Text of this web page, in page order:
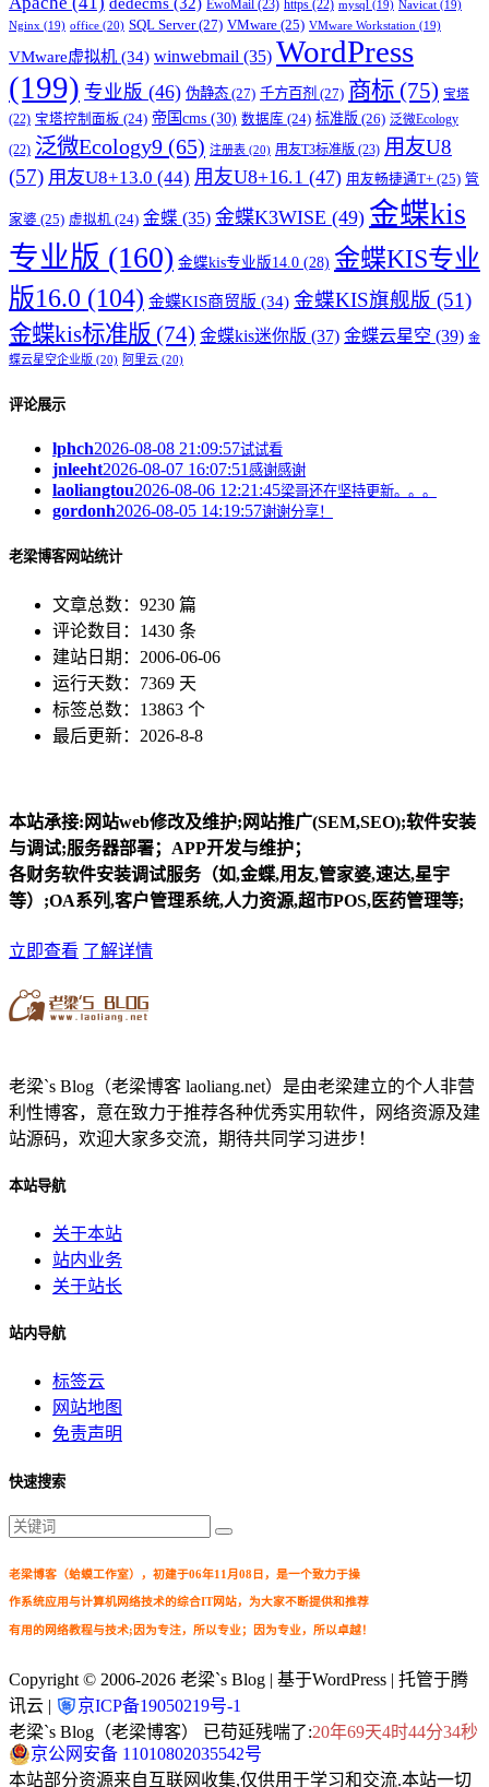
dedecms (32) EwoMail (23) https (22) mysql (19) Navicat (19)
Nginx (19) office (20) SQL Server(27) VMware (25) VMware Workstation (19)
VMware虚拟机 (34) winwebmail (35) WordPress
(199) 专业版 (46) 伪静态 (27) 千方百剂 (27) 商标 (75) 宝塔
(22) 宝塔控制面板 (24) 帝国cms (30) 数据库 (24) 标准版 (26) 泛微Ecology
(22) 泛微Ecology9 (65) 注册表 (20) 用友T3标准版 (23) 用友U8
(57) 用友U8+13.0 (44) 用友U8+16.1 (47) 用友畅捷通T+ (25) 管
家婆 (25) 虚拟机 (24) 金蝶 (35) 金蝶K3WISE (49) 金蝶kis
专业版 (160) 金蝶kis专业版14.0 (28) 金蝶KIS专业
版16.0 (104) 金蝶KIS商贸版 (34) 金蝶KIS旗舰版 (51)
金蝶kis标准版 (74) 金蝶kis迷你版 (37) 金蝶云星空 (39) 金
蝶云星空企业版 (20) 阿里云 (20)
评论展示
lphch2026-08-08 21:09:57试试看
jnleeht2026-08-07 16:07:51 感谢感谢
laoliangtou2026-08-06 12:21:45梁哥还在坚持更新。。。
gordonh2026-08-05 14:19:57谢谢分享！
老梁博客网站统计
文章总数：9230 篇
评论数目：1430 条
建站日期：2006-06-06
运行天数：7369 天
标签总数：13863 个
最后更新：2026-8-8
本站承接:网站web修改及维护;网站推广(SEM,SEO);软件安装
与调试;服务器部署；APP开发与维护；
各财务软件安装调试服务（如,金蝶,用友,管家婆,速达,星宇
等）;OA系列,客户管理系统,人力资源,超市POS,医药管理等;
立即查看 了解详情
老梁`s Blog（老梁博客 laoliang.net）是由老梁建立的个人非营
利性博客，意在致力于推荐各种优秀实用软件，网络资源及建
站源码，欢迎大家多交流，期待共同学习进步！
本站导航
关于本站
站内业务
关于站长
站内导航
标签云
网站地图
免责声明
快速搜索
老梁博客（蛤蟆工作室），初建于06年11月08日，是一个致力于操
作系统应用与计算机网络技术的综合IT网站，为大家不断提供和推荐
有用的网络教程与技术;因为专注，所以专业；因为专业，所以卓越！
Copyright © 2006-2026 老梁`s Blog | 基于WordPress | 托管于腾
讯云 |
京ICP备19050219号-1
老梁`s Blog（老梁博客） 已苟延残喘了:20年69天4时44分35秒
京公网安备 11010802035542号
本站部分资源来自互联网收集,仅供用于学习和交流.本站一切